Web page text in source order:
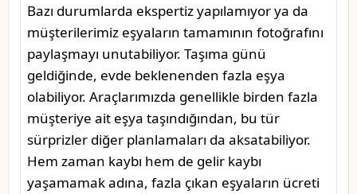
Bazı durumlarda ekspertiz yapılamıyor ya da
müşterilerimiz eşyaların tamamının fotoğrafını
paylaşmayı unutabiliyor. Taşıma günü
geldiğinde, evde beklenenden fazla eşya
olabiliyor. Araçlarımızda genellikle birden fazla
müşteriye ait eşya taşındığından, bu tür
sürprizler diğer planlamaları da aksatabiliyor.
Hem zaman kaybı hem de gelir kaybı
yaşamamak adına, fazla çıkan eşyaların ücreti